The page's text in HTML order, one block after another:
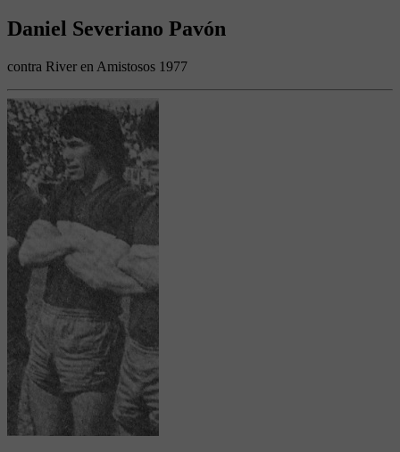
Daniel Severiano Pavón
contra River en Amistosos 1977